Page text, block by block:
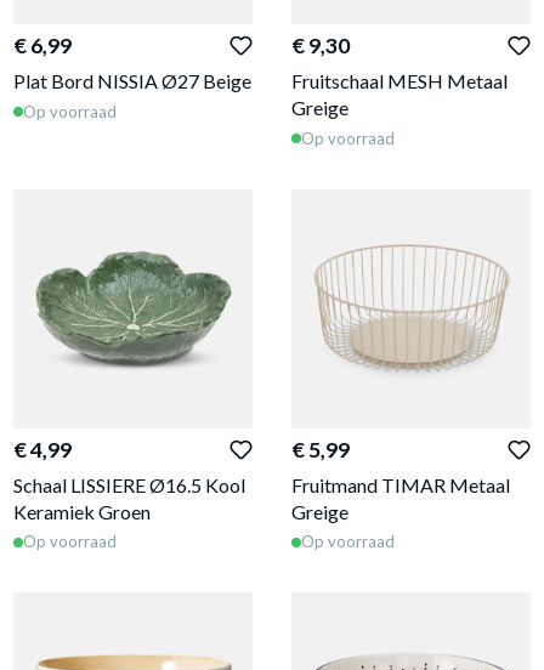
€ 6,99
Plat Bord NISSIA Ø27 Beige
Op voorraad
€ 9,30
Fruitschaal MESH Metaal
Greige
Op voorraad
€ 4,99
Schaal LISSIERE Ø16.5 Kool
Keramiek Groen
Op voorraad
€ 5,99
Fruitmand TIMAR Metaal
Greige
Op voorraad